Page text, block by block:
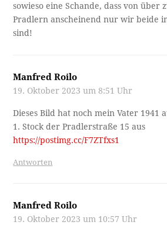
sowieso eine Schande, dass von über
Pradlern anscheinend nur wir beide
sind!
Manfred Roilo
19. Oktober 2023 um 8:51 Uhr
Dieses Bild hat noch mein Vater 1941
1. Stock der Pradlerstraße 15 aus
https://postimg.cc/F7ZTfxs1
Antworten
Manfred Roilo
19. Oktober 2023 um 10:57 Uhr